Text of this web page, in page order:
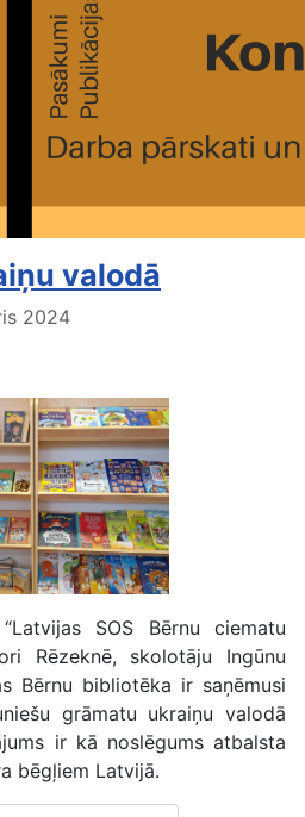
valodā
2024
SOS Bērnu ciematu
Rēzeknē, skolotāju Ingūnu
Bērnu bibliotēka ir saņēmusi
grāmatu ukraiņu valodā
ir kā noslēgums atbalsta
bēgļiem Latvijā.